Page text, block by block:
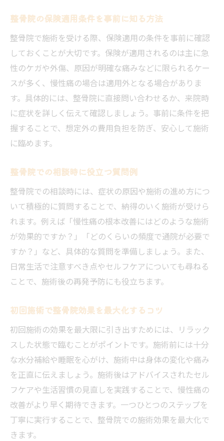
整骨院の保険適用条件を事前に知る方法
整骨院で施術を受ける際、保険適用の条件を事前に確認
しておくことが大切です。保険が適用されるのは主に急
性のケガや外傷、原因が明確な痛みなどに限られるケー
スが多く、慢性痛の場合は適用外となる場合がありま
す。具体的には、整骨院に直接問い合わせるか、来院時
に症状を詳しく伝えて確認しましょう。事前に条件を把
握することで、想定外の費用負担を防ぎ、安心して施術
に臨めます。
整骨院での相談時に役立つ質問例
整骨院での相談時には、症状の原因や施術の進め方につ
いて積極的に質問することで、納得のいく施術が受けら
れます。例えば「慢性痛の根本改善にはどのような施術
が効果的ですか？」「どのくらいの頻度で通院が必要で
すか？」など、具体的な質問を準備しましょう。また、
日常生活で注意すべき点やセルフケアについても尋ねる
ことで、施術後の再発予防にも役立ちます。
初回施術で整骨院効果を最大化するコツ
初回施術の効果を最大限に引き出すためには、リラック
スした状態で臨むことがポイントです。施術前には十分
な水分補給や睡眠を心がけ、施術中は身体の変化や痛み
を正直に伝えましょう。施術後はアドバイスされたセル
フケアや生活習慣の見直しを実践することで、慢性痛の
改善がより早く期待できます。一つひとつのステップを
丁寧に実行することで、整骨院での施術効果を最大化で
きます。